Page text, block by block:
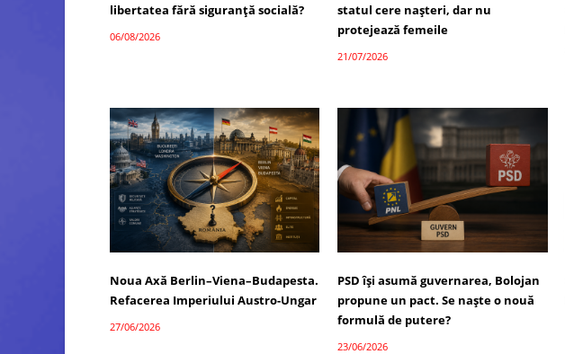
libertatea fără siguranță socială?
06/08/2026
statul cere nașteri, dar nu
protejează femeile
21/07/2026
Noua Axă Berlin–Viena–Budapesta.
Refacerea Imperiului Austro-Ungar
27/06/2026
PSD își asumă guvernarea, Bolojan
propune un pact. Se naște o nouă
formulă de putere?
23/06/2026